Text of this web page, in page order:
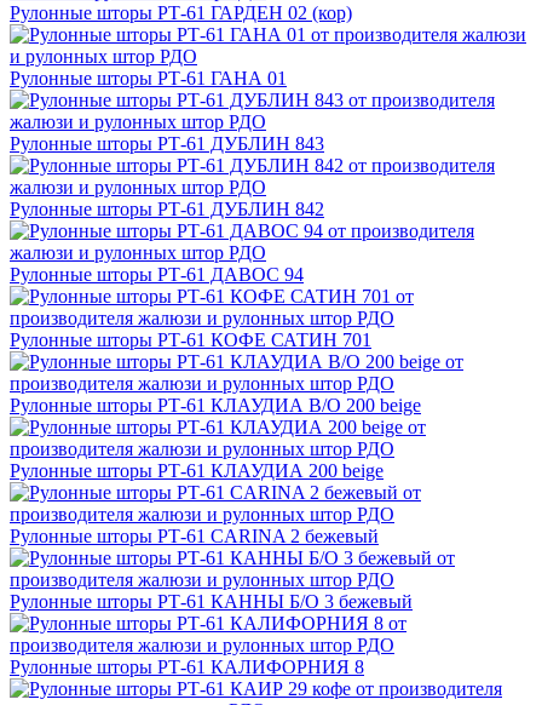
Рулонные шторы РТ-61 ГАРДЕН 02 (кор)
Рулонные шторы РТ-61 ГАНА 01
Рулонные шторы РТ-61 ДУБЛИН 843
Рулонные шторы РТ-61 ДУБЛИН 842
Рулонные шторы РТ-61 ДАВОС 94
Рулонные шторы РТ-61 КОФЕ САТИН 701
Рулонные шторы РТ-61 КЛАУДИА B/O 200 beige
Рулонные шторы РТ-61 КЛАУДИА 200 beige
Рулонные шторы РТ-61 CARINA 2 бежевый
Рулонные шторы РТ-61 КАННЫ Б/О 3 бежевый
Рулонные шторы РТ-61 КАЛИФОРНИЯ 8